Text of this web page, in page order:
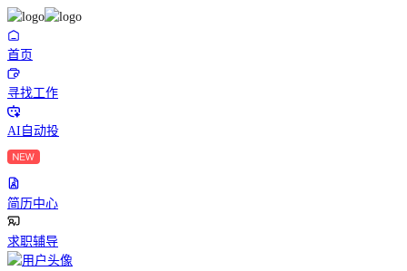
首页
寻找工作
AI自动投
简历中心
求职辅导